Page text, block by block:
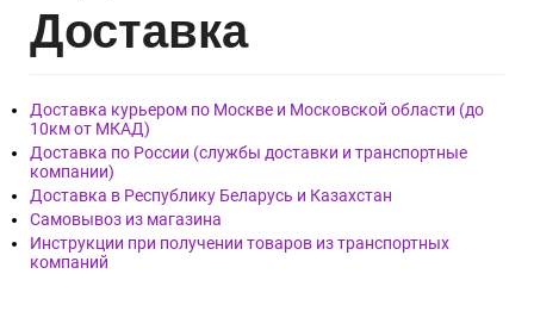
Доставка
Доставка курьером по Москве и Московской области (до
10км от МКАД)
Доставка по России (службы доставки и транспортные
компании)
Доставка в Республику Беларусь и Казахстан
Самовывоз из магазина
Инструкции при получении товаров из транспортных
компаний